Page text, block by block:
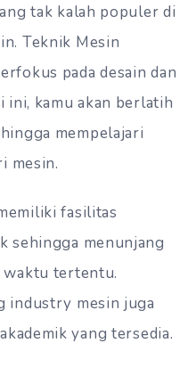
tak kalah populer di
Teknik Mesin
pada desain dan
ini, kamu akan berlatih
mempelajari
mesin.
fasilitas
sehingga menunjang
waktu tertentu.
industry mesin juga
yang tersedia.